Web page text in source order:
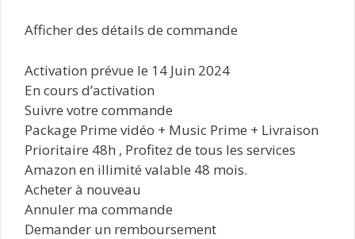
Afficher des détails de commande
Activation prévue le 14 Juin 2024
En cours d’activation
Suivre votre commande
Package Prime vidéo + Music Prime + Livraison
Prioritaire 48h , Profitez de tous les services
Amazon en illimité valable 48 mois.
Acheter à nouveau
Annuler ma commande
Demander un remboursement